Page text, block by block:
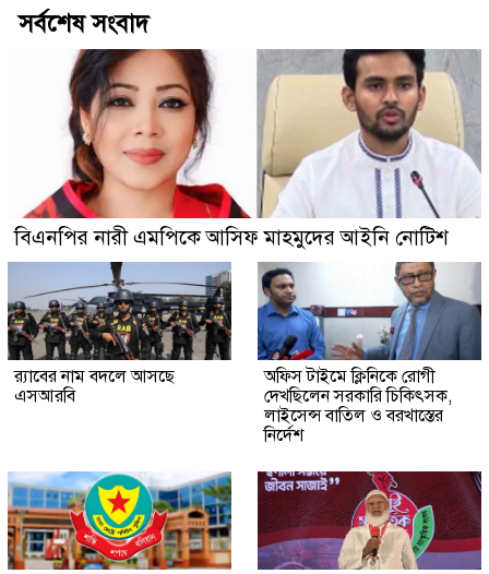
সর্বশেষ সংবাদ
বিএনপির নারী এমপিকে আসিফ মাহমুদের আইনি নোটিশ
র‍্যাবের নাম বদলে আসছে
এসআরবি
অফিস টাইমে ক্লিনিকে রোগী
দেখছিলেন সরকারি চিকিৎসক,
লাইসেন্স বাতিল ও বরখাস্তের
নির্দেশ